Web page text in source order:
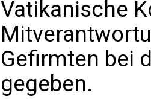
Vatikanische
Gefirmten bei
gegeben.